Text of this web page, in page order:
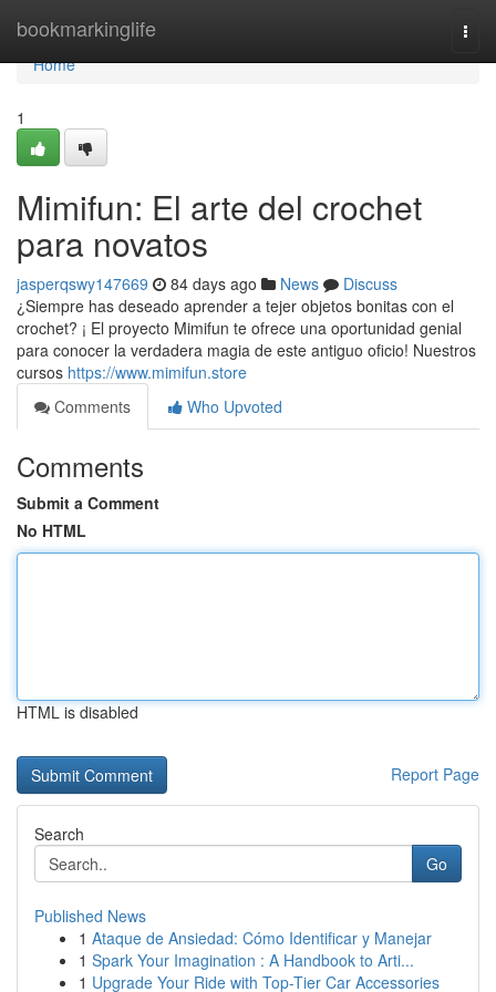
bookmarkinglife
Home
Home
1
Mimifun: El arte del crochet
para novatos
jasperqswy147669 84 days ago News
Discuss
¿Siempre has deseado aprender a tejer objetos bonitas con el
crochet? ¡ El proyecto Mimifun te ofrece una oportunidad genial
para conocer la verdadera magia de este antiguo oficio! Nuestros
cursos https://www.mimifun.store
Comments
Who Upvoted
Comments
Submit a Comment
No HTML
HTML is disabled
Report Page
Search
Go
Published News
1 Ataque de Ansiedad: Cómo Identificar y Manejar
1 Spark Your Imagination : A Handbook to Arti...
1 Upgrade Your Ride with Top-Tier Car Accessories